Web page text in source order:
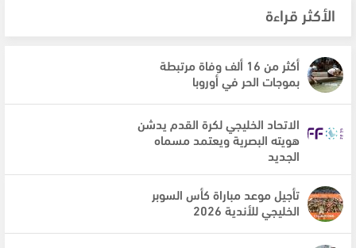
الأكثر قراءة
أكثر من 16 ألف وفاة مرتبطة
بموجات الحر في أوروبا
الاتحاد الخليجي لكرة القدم يدشن
هويته البصرية ويعتمد مسماه
الجديد
تأجيل موعد مباراة كأس السوبر
الخليجي للأندية 2026